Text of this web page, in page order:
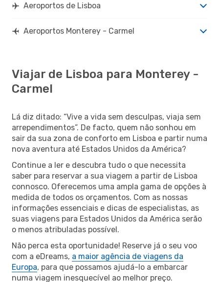
Aeroportos de Lisboa
Aeroportos Monterey - Carmel
Viajar de Lisboa para Monterey -
Carmel
Lá diz ditado: “Vive a vida sem desculpas, viaja sem
arrependimentos”. De facto, quem não sonhou em
sair da sua zona de conforto em Lisboa e partir numa
nova aventura até Estados Unidos da América?
Continue a ler e descubra tudo o que necessita
saber para reservar a sua viagem a partir de Lisboa
connosco. Oferecemos uma ampla gama de opções à
medida de todos os orçamentos. Com as nossas
informações essenciais e dicas de especialistas, as
suas viagens para Estados Unidos da América serão
o menos atribuladas possível.
Não perca esta oportunidade! Reserve já o seu voo
com a eDreams, a maior agência de viagens da
Europa, para que possamos ajudá-lo a embarcar
numa viagem inesquecível ao melhor preço.